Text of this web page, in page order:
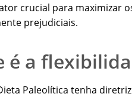
crucial para maximizar
prejudiciais.
é a
Paleolítica tenha